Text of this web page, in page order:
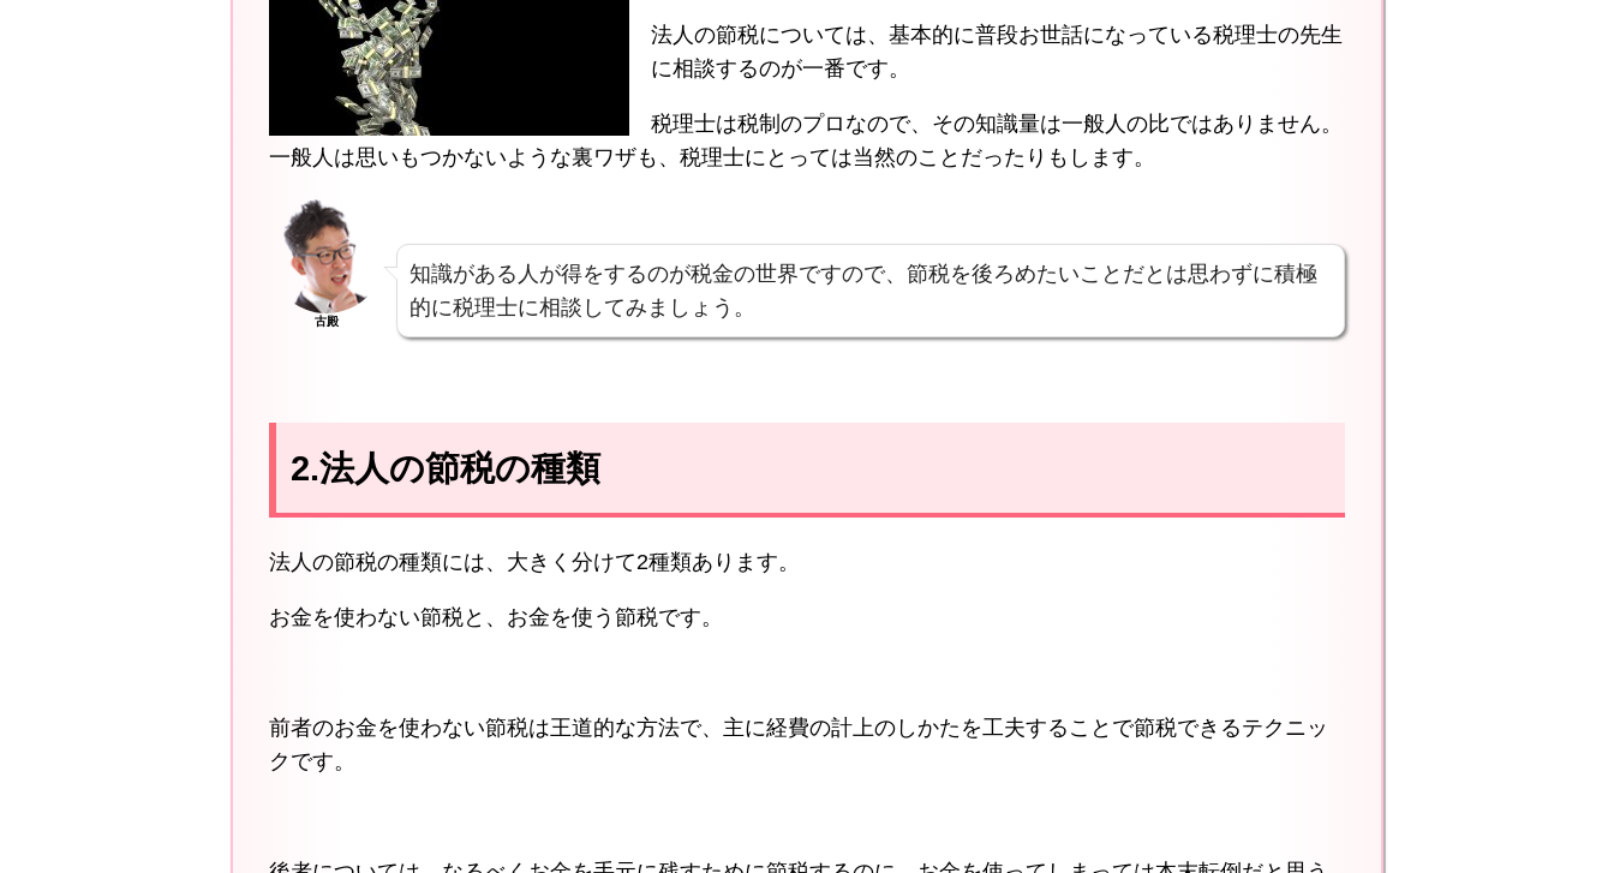
法人の節税については、基本的に普段お世話になっている税理士の先生
に相談するのが一番です。
税理士は税制のプロなので、その知識量は一般人の比ではありません。
一般人は思いもつかないような裏ワザも、税理士にとっては当然のことだったりもします。
古殿
知識がある人が得をするのが税金の世界ですので、節税を後ろめたいことだとは思わずに積極
的に税理士に相談してみましょう。
2.法人の節税の種類
法人の節税の種類には、大きく分けて2種類あります。
お金を使わない節税と、お金を使う節税です。
前者のお金を使わない節税は王道的な方法で、主に経費の計上のしかたを工夫することで節税できるテクニッ
クです。